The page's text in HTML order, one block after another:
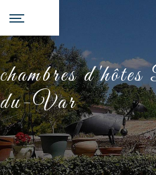
chambres
du-Var